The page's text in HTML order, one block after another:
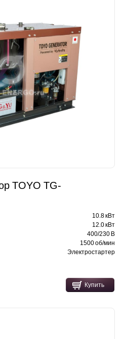
TOYO TG-
10.8 кВт
12.0 кВт
400/230 В
1500 об/мин
Электростартер
Купить